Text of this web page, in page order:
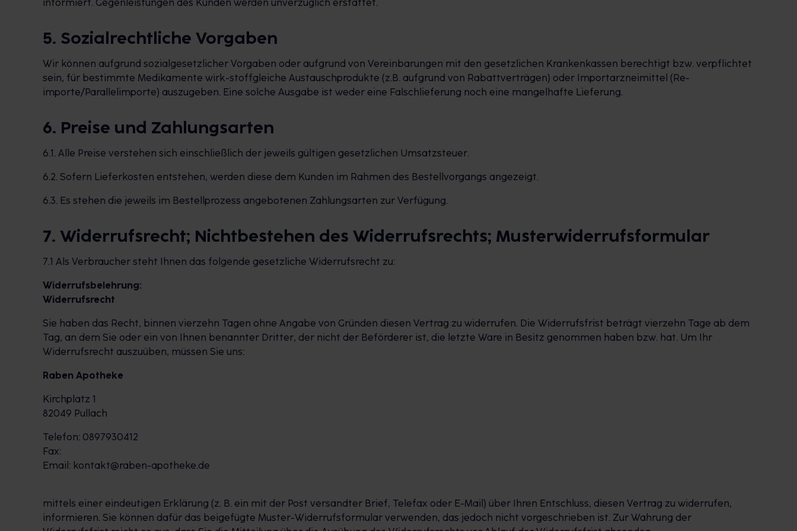
informiert. Gegenleistungen des Kunden werden unverzüglich erstattet.
5. Sozialrechtliche Vorgaben
Wir können aufgrund sozialgesetzlicher Vorgaben oder aufgrund von Vereinbarungen mit den gesetzlichen Krankenkassen berechtigt bzw. verpflichtet
sein, für bestimmte Medikamente wirk-stoffgleiche Austauschprodukte (z.B. aufgrund von Rabattverträgen) oder Importarzneimittel (Re-
importe/Parallelimporte) auszugeben. Eine solche Ausgabe ist weder eine Falschlieferung noch eine mangelhafte Lieferung.
6. Preise und Zahlungsarten
6.1. Alle Preise verstehen sich einschließlich der jeweils gültigen gesetzlichen Umsatzsteuer.
6.2. Sofern Lieferkosten entstehen, werden diese dem Kunden im Rahmen des Bestellvorgangs angezeigt.
6.3. Es stehen die jeweils im Bestellprozess angebotenen Zahlungsarten zur Verfügung.
7. Widerrufsrecht; Nichtbestehen des Widerrufsrechts; Musterwiderrufsformular
7.1 Als Verbraucher steht Ihnen das folgende gesetzliche Widerrufsrecht zu:
Widerrufsbelehrung:
Widerrufsrecht
Sie haben das Recht, binnen vierzehn Tagen ohne Angabe von Gründen diesen Vertrag zu widerrufen. Die Widerrufsfrist beträgt vierzehn Tage ab dem
Tag, an dem Sie oder ein von Ihnen benannter Dritter, der nicht der Beförderer ist, die letzte Ware in Besitz genommen haben bzw. hat. Um Ihr
Widerrufsrecht auszuüben, müssen Sie uns:
Raben Apotheke
Kirchplatz 1
82049 Pullach
Telefon: 0897930412
Fax:
Email: kontakt@raben-apotheke.de
mittels einer eindeutigen Erklärung (z. B. ein mit der Post versandter Brief, Telefax oder E-Mail) über Ihren Entschluss, diesen Vertrag zu widerrufen,
informieren. Sie können dafür das beigefügte Muster-Widerrufsformular verwenden, das jedoch nicht vorgeschrieben ist. Zur Wahrung der